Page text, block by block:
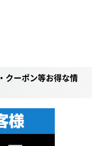
クーポン等お得な情